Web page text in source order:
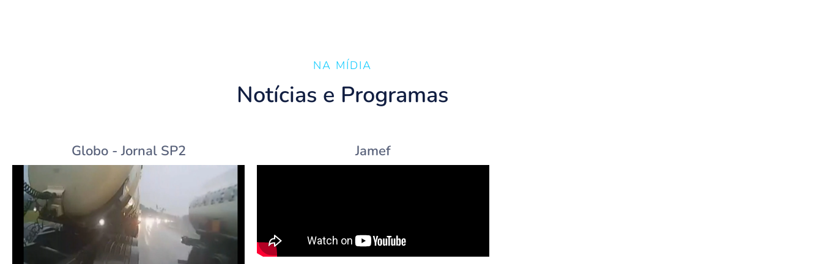
NA MÍDIA
Notícias e Programas
Globo - Jornal SP2 Jamef